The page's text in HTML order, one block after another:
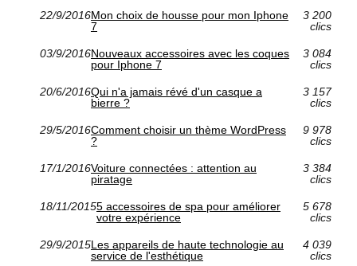
22/9/2016Mon choix de housse pour mon Iphone
7
3 200
clics
03/9/2016Nouveaux accessoires avec les coques
pour Iphone 7
3 084
clics
20/6/2016Qui n'a jamais révé d'un casque a
bierre ?
3 157
clics
29/5/2016Comment choisir un thème WordPress
?
9 978
clics
17/1/2016Voiture connectées : attention au
piratage
3 384
clics
18/11/20155 accessoires de spa pour améliorer
votre expérience
5 678
clics
29/9/2015Les appareils de haute technologie au
service de l'esthétique
4 039
clics